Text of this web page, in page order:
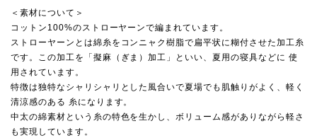
＜素材について＞
コットン100%のストローヤーンで編まれています。
ストローヤーンとは綿糸をコンニャク樹脂で扁平状に糊付させた加工糸
です。この加工を「擬麻（ぎま）加工」といい、夏用の寝具などに 使
用されています。
特徴は独特なシャリシャリとした風合いで夏場でも肌触りがよく、軽く
清涼感のある 糸になります。
中太の綿素材という糸の特色を生かし、ボリューム感がありながら軽さ
も実現しています。